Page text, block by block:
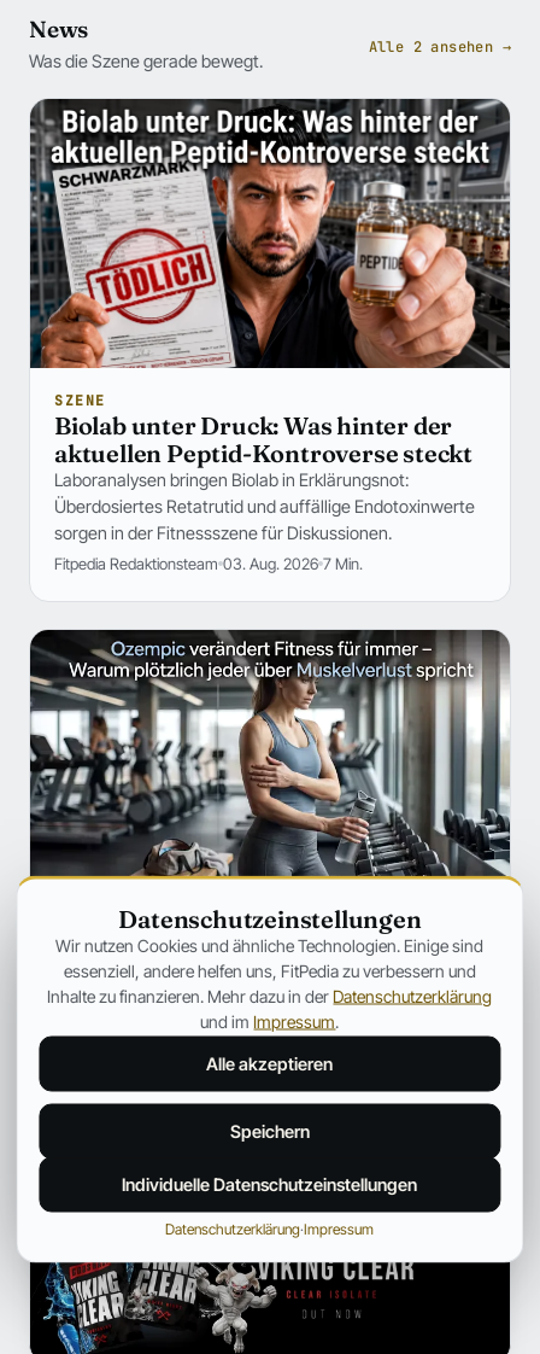
News
Was die Szene gerade bewegt.
Alle 2 ansehen →
SZENE
Biolab unter Druck: Was hinter der
aktuellen Peptid-Kontroverse steckt
Laboranalysen bringen Biolab in Erklärungsnot:
Überdosiertes Retatrutid und auffällige Endotoxinwerte
sorgen in der Fitnessszene für Diskussionen.
Fitpedia Redaktionsteam 03. Aug. 2026 7 Min.
Ozempic verändert Fitness für immer
– Warum plötzlich jeder über
Muskelverlust spricht
Warum GLP-1-Medikamente immer häufiger unter dem
Aspekt des Muskelabbaus besprochen werden.
Jonas Bauer 19. Juli 2026 12 Min.
Datenschutzeinstellungen
Wir nutzen Cookies und ähnliche Technologien. Einige sind
essenziell, andere helfen uns, FitPedia zu verbessern und
Inhalte zu finanzieren. Mehr dazu in der Datenschutzerklärung
und im Impressum
Alle akzeptieren
Speichern
Individuelle Datenschutzeinstellungen
Datenschutzerklärung·Impressum